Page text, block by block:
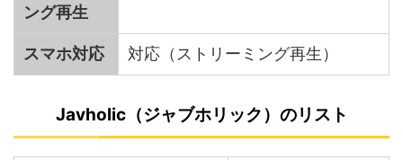
ング再生
スマホ対応 対応（ストリーミング再生）
Javholic（ジャブホリック）のリスト